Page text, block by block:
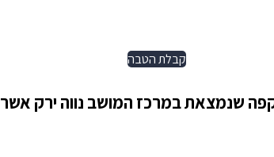
קבלת הטבה
שנמצאת במרכז המושב נווה ירק אשר